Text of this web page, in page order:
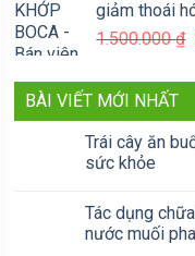
giảm thoái
1.500.000₫
BÀI VIẾT MỚI NHẤT
Trái cây ăn
sức khỏe
Tác dụng
nước muối